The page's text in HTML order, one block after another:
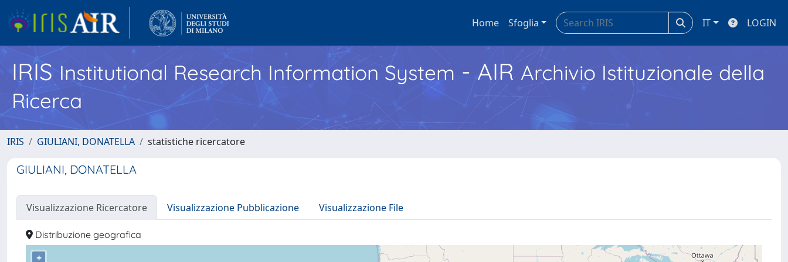
Home Sfoglia IT LOGIN
IRISInstitutional Research Information System - AIR Archivio Istituzionale della
Ricerca
IRIS GIULIANI, DONATELLA statistiche ricercatore
GIULIANI, DONATELLA
Visualizzazione Ricercatore Visualizzazione Pubblicazione Visualizzazione File
Distribuzione geografica
+